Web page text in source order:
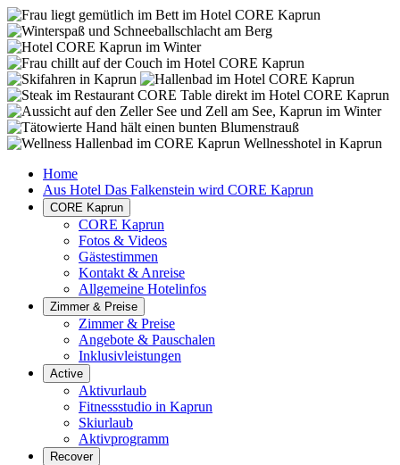
Home
Aus Hotel Das Falkenstein wird CORE Kaprun
CORE Kaprun
CORE Kaprun
Fotos & Videos
Gästestimmen
Kontakt & Anreise
Allgemeine Hotelinfos
Zimmer & Preise
Zimmer & Preise
Angebote & Pauschalen
Inklusivleistungen
Active
Aktivurlaub
Fitnessstudio in Kaprun
Skiurlaub
Aktivprogramm
Recover